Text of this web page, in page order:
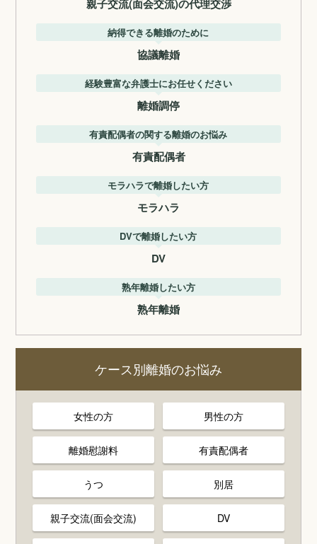
親子交流(面会交流)の代理交渉
納得できる離婚のために
協議離婚
経験豊富な弁護士にお任せください
離婚調停
有責配偶者の関する離婚のお悩み
有責配偶者
モラハラで離婚したい方
モラハラ
DVで離婚したい方
DV
熟年離婚したい方
熟年離婚
ケース別離婚のお悩み
女性の方 男性の方
離婚慰謝料 有責配偶者
うつ 別居
親子交流(面会交流) DV